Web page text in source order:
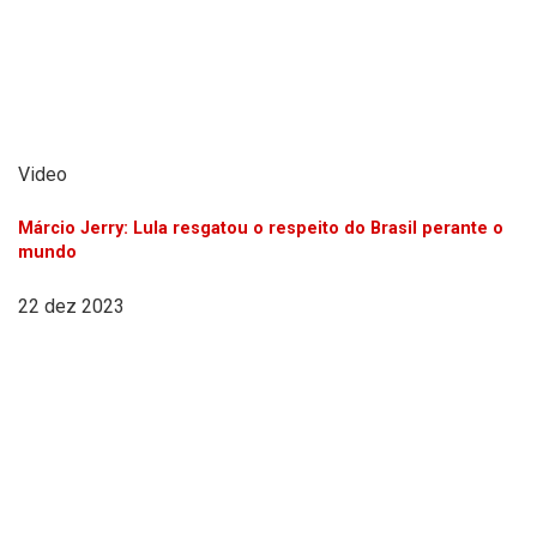
Video
Márcio Jerry: Lula resgatou o respeito do Brasil perante o
mundo
22 dez 2023